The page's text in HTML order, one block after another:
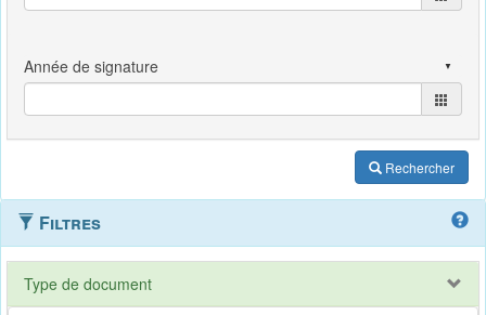
Rechercher
Filtres
Type de document